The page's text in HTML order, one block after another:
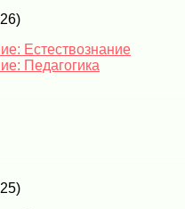
Естествознание
Педагогика